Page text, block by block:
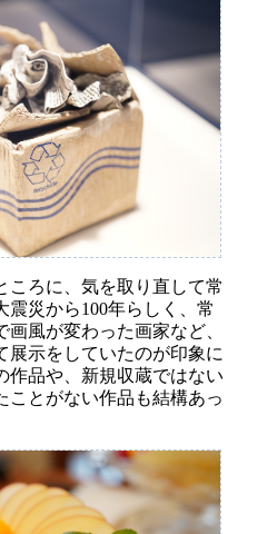
ころに、気を取り直して常
震災から100年らしく、常
風が変わった画家など、
展示をしていたのが印象に
作品や、新規収蔵ではない
ことがない作品も結構あっ